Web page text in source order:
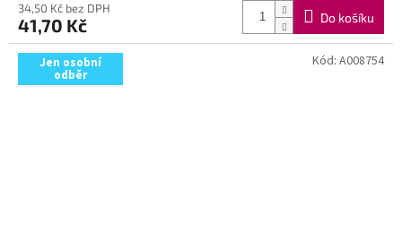
34,50 Kč bez DPH
41,70 Kč Do košíku
Jen osobní
odběr
Kód: A008754